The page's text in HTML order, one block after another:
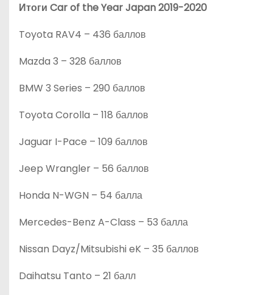
Итоги Car of the Year Japan 2019-2020
Toyota RAV4 – 436 баллов
Mazda 3 – 328 баллов
BMW 3 Series – 290 баллов
Toyota Corolla – 118 баллов
Jaguar I-Pace – 109 баллов
Jeep Wrangler – 56 баллов
Honda N-WGN – 54 балла
Mercedes-Benz A-Class – 53 балла
Nissan Dayz/Mitsubishi eK – 35 баллов
Daihatsu Tanto – 21 балл